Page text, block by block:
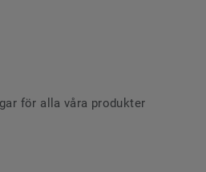
för alla våra produkter